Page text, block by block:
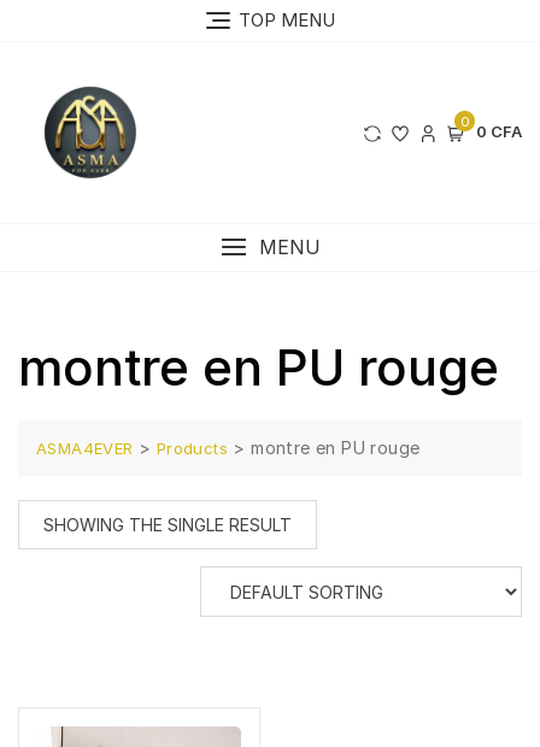
TOP MENU
0 0 CFA
MENU
montre en PU rouge
ASMA4EVER > Products >montre en PU rouge
SHOWING THE SINGLE RESULT